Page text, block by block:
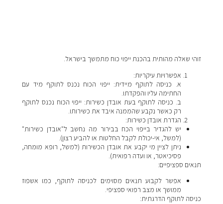
זוהי שאלה מהותית בהכנת ייפוי כוח מתמשך בישראל.
אפשרויות עיקריות:
א. כניסה לתוקף מיידית: ייפוי הכוח נכנס לתוקף מיד עם
החתימה עליו והפקדתו.
ב. כניסה לתוקף בעת אובדן כשירות: ייפוי הכוח נכנס לתוקף
רק כאשר נקבע שהממנה איבד את כשירותו.
הגדרת אובדן כשירות:
יש להגדיר בייפוי הכח בבירור מה נחשב ל"אובדן כשירות"
(למשל, אי-יכולת לקבל החלטות או להביע רצון).
ניתן לציין מי יקבע את אובדן הכשירות (למשל, רופא מומחה,
פסיכיאטר, או ועדה רפואית).
תנאים ספציפיים:
אפשר לקבוע תנאים מסוימים לכניסה לתוקף, כמו אשפוז
ממושך או מצב רפואי ספציפי.
כניסה לתוקף הדרגתית: